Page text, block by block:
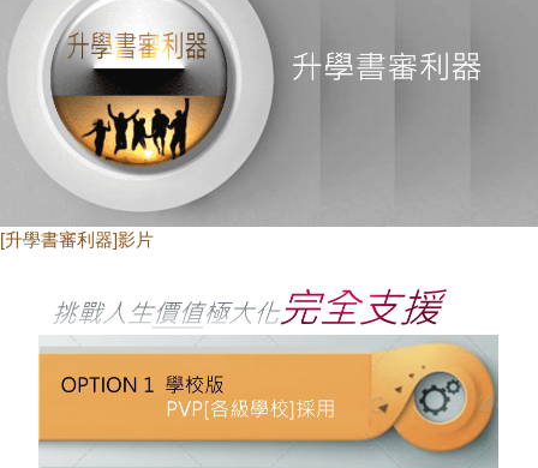
[升學書審利器]影片